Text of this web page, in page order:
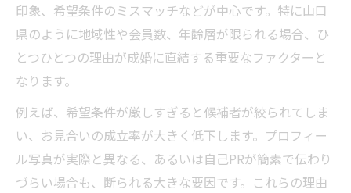
印象、希望条件のミスマッチなどが中心です。特に山口
県のように地域性や会員数、年齢層が限られる場合、ひ
とつひとつの理由が成婚に直結する重要なファクターと
なります。
例えば、希望条件が厳しすぎると候補者が絞られてしま
い、お見合いの成立率が大きく低下します。プロフィー
ル写真が実際と異なる、あるいは自己PRが簡素で伝わり
づらい場合も、断られる大きな要因です。これらの理由